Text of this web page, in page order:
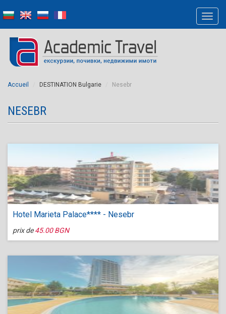
Accueil DESTINATION Bulgarie Nesebr
NESEBR
Hotel Marieta Palace**** - Nesebr
prix de45.00 BGN